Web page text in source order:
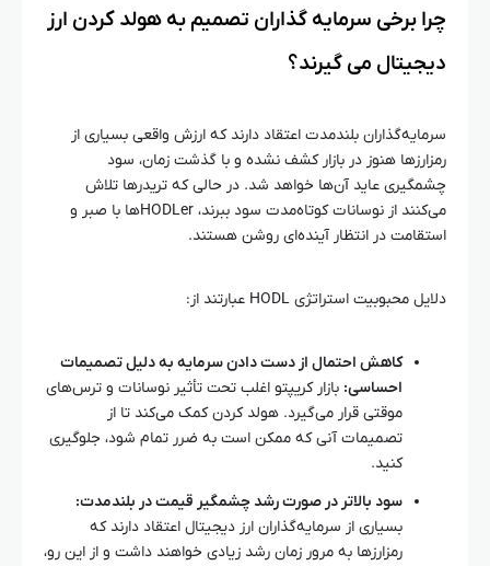
چرا برخی سرمایه‌ گذاران تصمیم به هولد کردن ارز
دیجیتال می‌ گیرند؟
سرمایه‌گذاران بلندمدت اعتقاد دارند که ارزش واقعی بسیاری از
رمزارزها هنوز در بازار کشف نشده و با گذشت زمان، سود
چشمگیری عاید آن‌ها خواهد شد. در حالی که تریدرها تلاش
می‌کنند از نوسانات کوتاه‌مدت سود ببرند، HODLerها با صبر و
استقامت در انتظار آینده‌ای روشن هستند.
دلایل محبوبیت استراتژی HODL عبارتند از:
کاهش احتمال از دست دادن سرمایه به دلیل تصمیمات
احساسی: بازار کریپتو اغلب تحت تأثیر نوسانات و ترس‌های
موقتی قرار می‌گیرد. هولد کردن کمک می‌کند تا از
تصمیمات آنی که ممکن است به ضرر تمام شود، جلوگیری
کنید.
سود بالاتر در صورت رشد چشمگیر قیمت در بلندمدت:
بسیاری از سرمایه‌گذاران ارز دیجیتال اعتقاد دارند که
رمزارزها به مرور زمان رشد زیادی خواهند داشت و از این رو،